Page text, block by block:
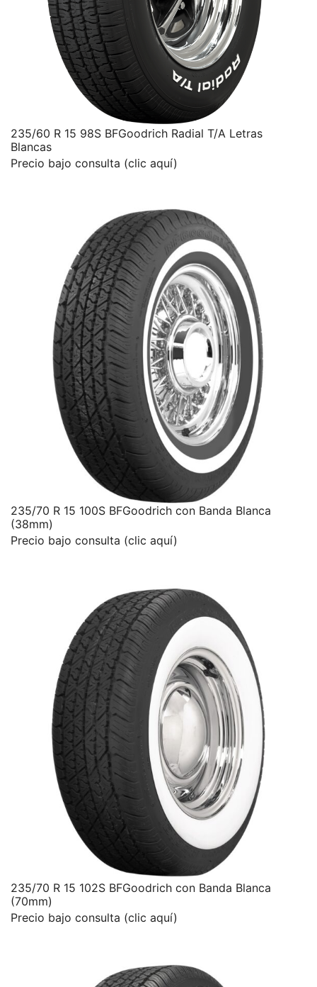
235/60 R 15 98S BFGoodrich Radial T/A Letras
Blancas
Precio bajo consulta (clic aquí)
235/70 R 15 100S BFGoodrich con Banda Blanca
(38mm)
Precio bajo consulta (clic aquí)
235/70 R 15 102S BFGoodrich con Banda Blanca
(70mm)
Precio bajo consulta (clic aquí)